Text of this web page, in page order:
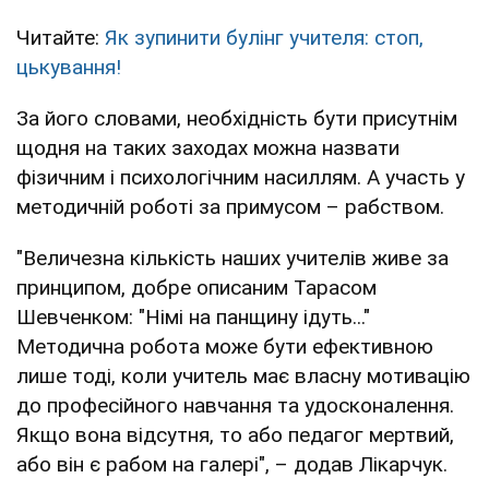
Читайте: Як зупинити булінг учителя: стоп,
цькування!
За його словами, необхідність бути присутнім
щодня на таких заходах можна назвати
фізичним і психологічним насиллям. А участь у
методичній роботі за примусом – рабством.
"Величезна кількість наших учителів живе за
принципом, добре описаним Тарасом
Шевченком: "Німі на панщину ідуть..."
Методична робота може бути ефективною
лише тоді, коли учитель має власну мотивацію
до професійного навчання та удосконалення.
Якщо вона відсутня, то або педагог мертвий,
або він є рабом на галері", – додав Лікарчук.